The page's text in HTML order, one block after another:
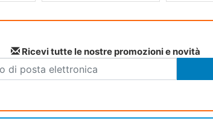
Ricevi tutte le nostre promozioni e novità